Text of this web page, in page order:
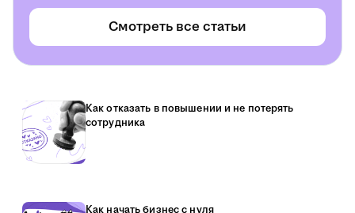
Смотреть все статьи
Как отказать в повышении и не потерять
сотрудника
Как начать бизнес с нуля